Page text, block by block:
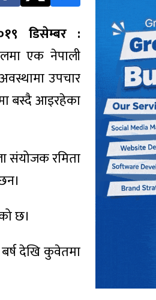
डिसेम्बर :
एक नेपाली
उपचार
बस्दै आइरहेका
संयोजक रमिता
छ।
देखि कुवेतमा